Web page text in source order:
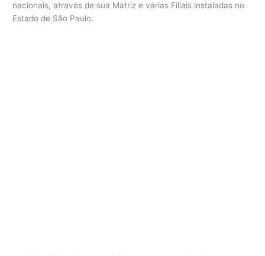
nacionais, através de sua Matriz e várias Filiais instaladas no
Estado de São Paulo.